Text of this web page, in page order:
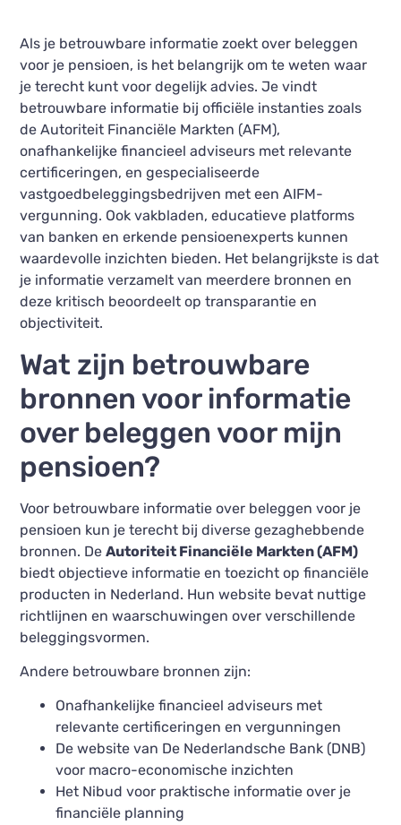
Als je betrouwbare informatie zoekt over beleggen
voor je pensioen, is het belangrijk om te weten waar
je terecht kunt voor degelijk advies. Je vindt
betrouwbare informatie bij officiële instanties zoals
de Autoriteit Financiële Markten (AFM),
onafhankelijke financieel adviseurs met relevante
certificeringen, en gespecialiseerde
vastgoedbeleggingsbedrijven met een AIFM-
vergunning. Ook vakbladen, educatieve platforms
van banken en erkende pensioenexperts kunnen
waardevolle inzichten bieden. Het belangrijkste is dat
je informatie verzamelt van meerdere bronnen en
deze kritisch beoordeelt op transparantie en
objectiviteit.
Wat zijn betrouwbare
bronnen voor informatie
over beleggen voor mijn
pensioen?
Voor betrouwbare informatie over beleggen voor je
pensioen kun je terecht bij diverse gezaghebbende
bronnen. DeAutoriteit Financiële Markten (AFM)
biedt objectieve informatie en toezicht op financiële
producten in Nederland. Hun website bevat nuttige
richtlijnen en waarschuwingen over verschillende
beleggingsvormen.
Andere betrouwbare bronnen zijn:
Onafhankelijke financieel adviseurs met
relevante certificeringen en vergunningen
De website van De Nederlandsche Bank (DNB)
voor macro-economische inzichten
Het Nibud voor praktische informatie over je
financiële planning